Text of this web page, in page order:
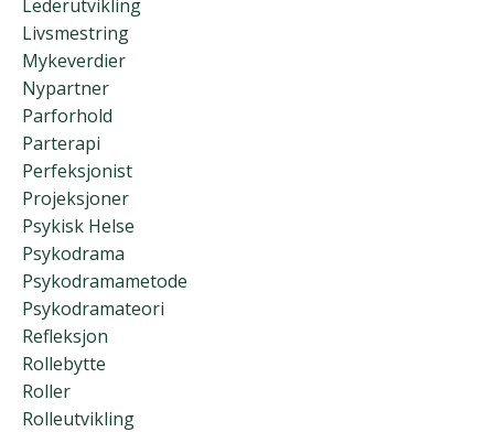
Lederutvikling
Livsmestring
Mykeverdier
Nypartner
Parforhold
Parterapi
Perfeksjonist
Projeksjoner
Psykisk Helse
Psykodrama
Psykodramametode
Psykodramateori
Refleksjon
Rollebytte
Roller
Rolleutvikling